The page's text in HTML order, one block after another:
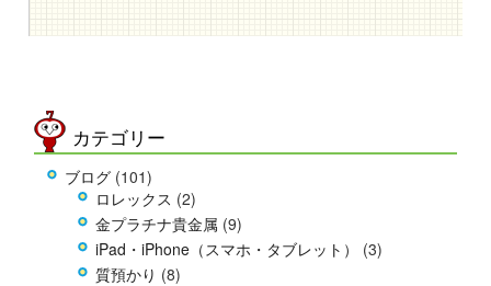
カテゴリー
ブログ (101)
ロレックス (2)
金プラチナ貴金属 (9)
iPad・iPhone（スマホ・タブレット）
(3)
質預かり (8)